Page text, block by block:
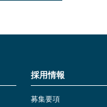
採用情報
募集要項